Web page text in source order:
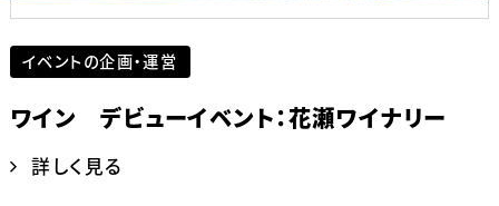
イベントの企画・運営
ワイン デビューイベント：花瀬ワイナリー
詳しく見る